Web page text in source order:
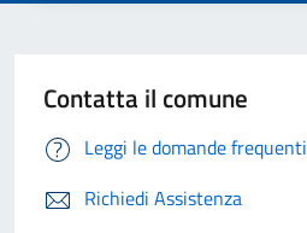
Contatta il comune
Leggi le domande frequenti
Richiedi Assistenza